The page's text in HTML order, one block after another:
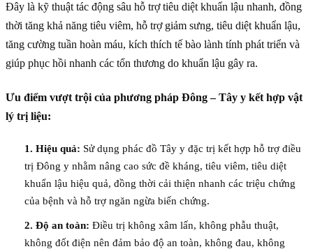
Đây là kỹ thuật tác động sâu hỗ trợ tiêu diệt khuẩn lậu nhanh, đồng
thời tăng khả năng tiêu viêm, hỗ trợ giảm sưng, tiêu diệt khuẩn lậu,
tăng cường tuần hoàn máu, kích thích tế bào lành tính phát triển và
giúp phục hồi nhanh các tổn thương do khuẩn lậu gây ra.
Ưu điểm vượt trội của phương pháp Đông – Tây y kết hợp vật
lý trị liệu:
1. Hiệu quả: Sử dụng phác đồ Tây y đặc trị kết hợp hỗ trợ điều
trị Đông y nhằm nâng cao sức đề kháng, tiêu viêm, tiêu diệt
khuẩn lậu hiệu quả, đồng thời cải thiện nhanh các triệu chứng
của bệnh và hỗ trợ ngăn ngừa biến chứng.
2. Độ an toàn: Điều trị không xâm lấn, không phẫu thuật,
không đốt điện nên đảm bảo độ an toàn, không đau, không